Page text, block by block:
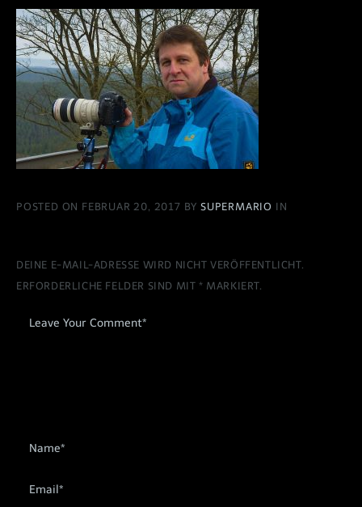
POSTED ON FEBRUAR 20, 2017 BYSUPERMARIO IN
DEINE E-MAIL-ADRESSE WIRD NICHT VERÖFFENTLICHT.
ERFORDERLICHE FELDER SIND MIT* MARKIERT.